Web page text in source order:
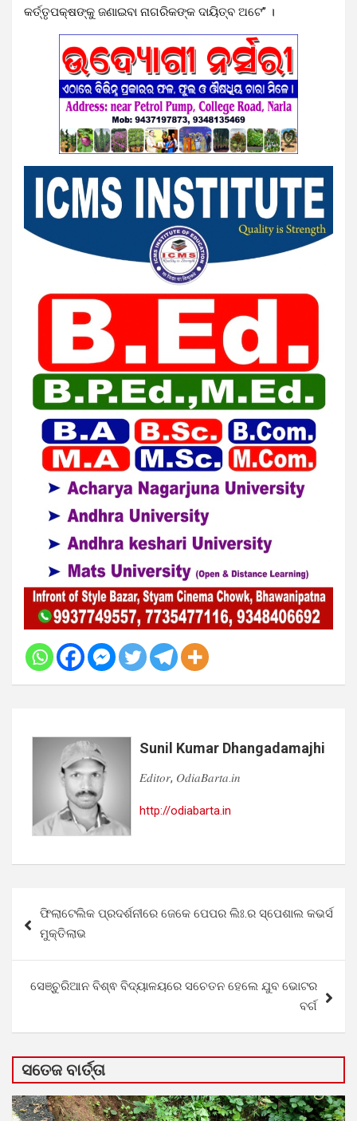
କର୍ତ୍ତୃପକ୍ଷଙ୍କୁ ଜଣାଇବା ନାଗରିକଙ୍କ ଦାୟିତ୍ବ ଅଟେ” ।
Sunil Kumar Dhangadamajhi
𝐸𝑑𝑖𝑡𝑜𝑟, 𝑂𝑑𝑖𝑎𝐵𝑎𝑟𝑡𝑎.𝑖𝑛
http://odiabarta.in
navigation
ଫିଲାଟେଲିକ ପ୍ରଦର୍ଶନୀରେ ଜେକେ ପେପର ଲିଃ.ର ସ୍ପେଶାଲ କଭର୍ସ
ମୁକ୍ତିଲାଭ
ସେଞ୍ଚୁରିଆନ ବିଶ୍ଵ ବିଦ୍ୟାଳୟରେ ସଚେତନ ହେଲେ ଯୁବ ଭୋଟର
ବର୍ଗ
ସତେଜ ବାର୍ତ୍ତା